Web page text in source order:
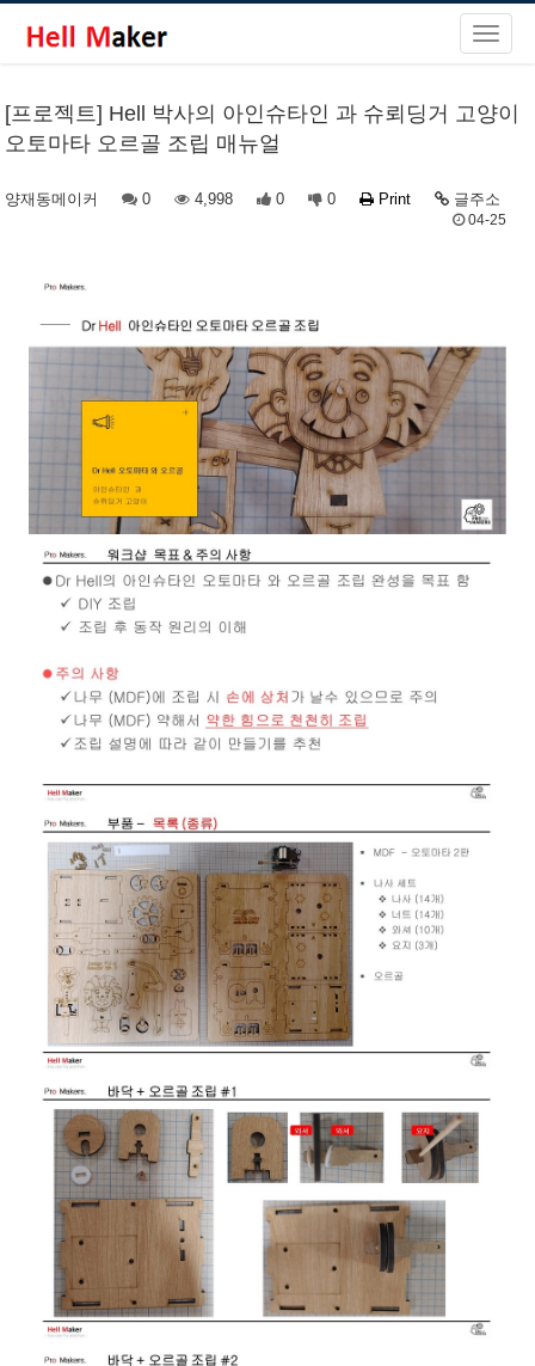
[프로젝트] Hell 박사의 아인슈타인 과 슈뢰딩거 고양이
오토마타 오르골 조립 매뉴얼
양재동메이커 0 4,998 0 0 Print 글주소
04-25